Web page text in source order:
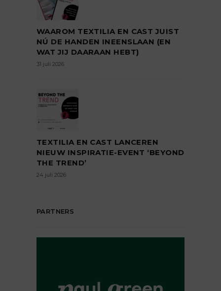
WAAROM TEXTILIA EN CAST JUIST
NÚ DE HANDEN INEENSLAAN (EN
WAT JIJ DAARAAN HEBT)
31 juli 2026
TEXTILIA EN CAST LANCEREN
NIEUW INSPIRATIE-EVENT ‘BEYOND
THE TREND’
24 juli 2026
PARTNERS